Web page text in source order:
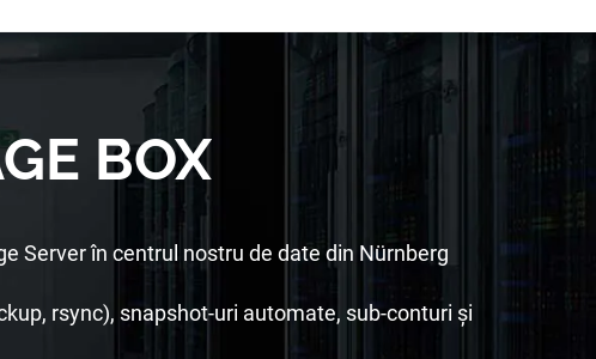
BOX
Server în centrul nostru de date din Nürnberg
rsync), snapshot-uri automate, sub-conturi și